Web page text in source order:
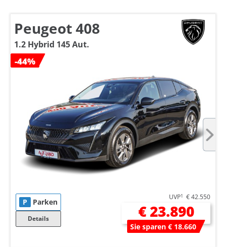
Peugeot 408
1.2 Hybrid 145 Aut.
-44%
P Parken
Details
UVP1 € 42.550
€ 23.890
Sie sparen € 18.660